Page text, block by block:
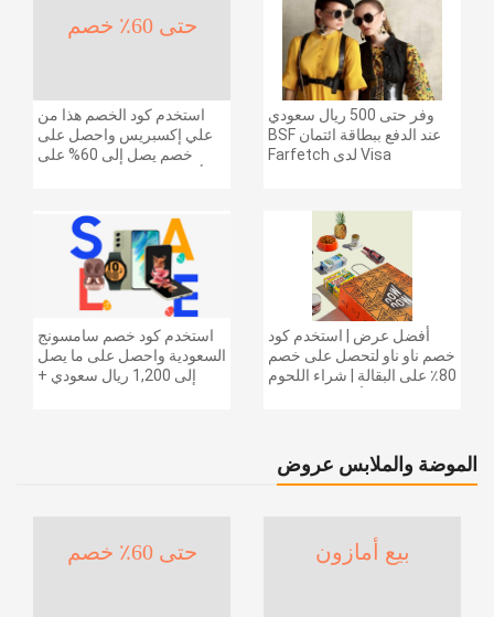
حتى 60٪ خصم
استخدم كود الخصم هذا من
علي إكسبريس واحصل على
خصم يصل إلى 60% على
بقيمة 155 دولارًا أمريكيًا على
الطلبات التي تزيد قيمتها عن
1425 ريالًا سعوديًا | شحن مج
وفر حتى 500 ريال سعودي
عند الدفع ببطاقة ائتمان BSF
Visa لدى Farfetch
استخدم كود خصم سامسونج
السعودية واحصل على ما يصل
إلى 1,200 ريال سعودي +
أفضل عرض | استخدم كود
خصم ناو ناو لتحصل على خصم
80٪ على البقالة | شراء اللحوم
الموضة والملابس عروض
حتى 60٪ خصم بيع أمازون